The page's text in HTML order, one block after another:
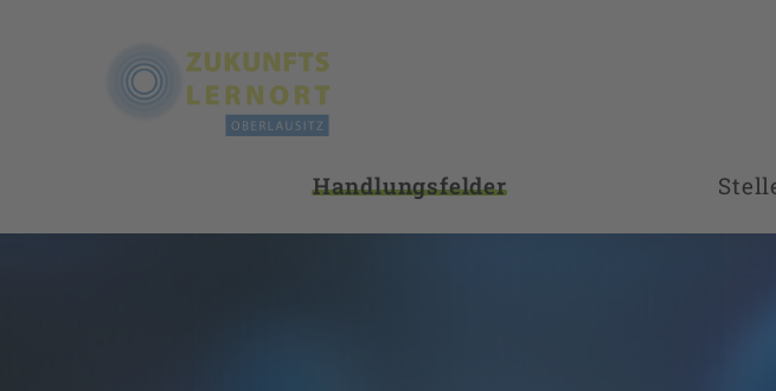
Handlungsfelder